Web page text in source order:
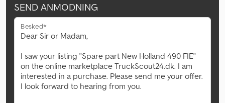
SEND ANMODNING
Besked*